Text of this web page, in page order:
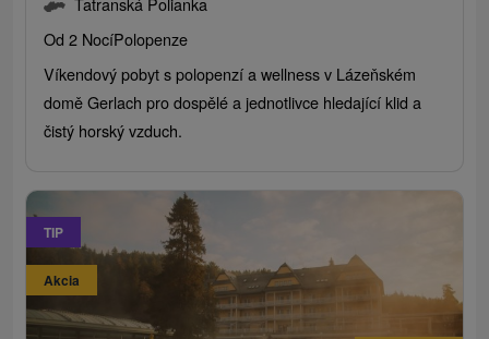
Od 2 NocíPolopenze
Víkendový pobyt s polopenzí a wellness v Lázeňském
domě Gerlach pro dospělé a jednotlivce hledající klid a
čistý horský vzduch.
TIP
Akcia